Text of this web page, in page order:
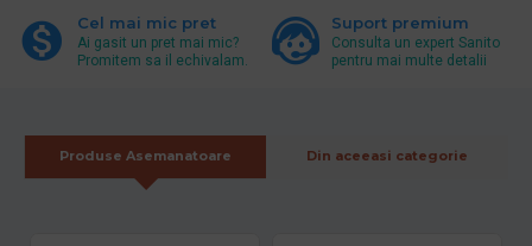
Cel mai mic pret
Ai gasit un pret mai mic?
Promitem sa il echivalam.
Suport premium
Consulta un expert Sanito
pentru mai multe detalii
Produse Asemanatoare Din aceeasi categorie